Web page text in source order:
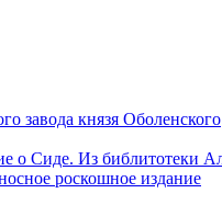
завода князя Оболенского